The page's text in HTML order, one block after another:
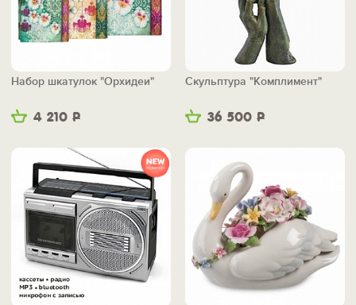
4 210 Р
Набор шкатулок "Орхидеи"
36 500 Р
Скульптура "Комплимент"